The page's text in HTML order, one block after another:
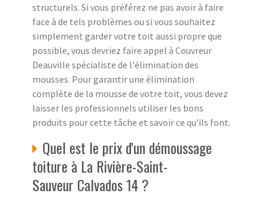
structurels. Si vous préférez ne pas avoir à faire
face à de tels problèmes ou si vous souhaitez
simplement garder votre toit aussi propre que
possible, vous devriez faire appel à Couvreur
Deauville spécialiste de l'élimination des
mousses. Pour garantir une élimination
complète de la mousse de votre toit, vous devez
laisser les professionnels utiliser les bons
produits pour cette tâche et savoir ce qu'ils font.
Quel est le prix d'un démoussage
toiture à La Rivière-Saint-
Sauveur Calvados 14 ?